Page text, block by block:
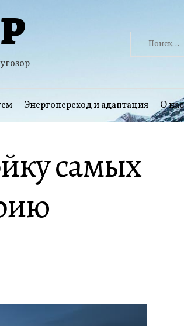
Найти:
Энергопереход и адаптация О нас
самых